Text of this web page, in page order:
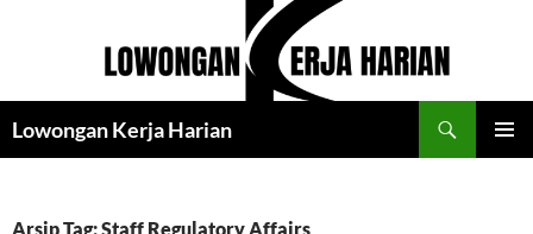
Lowongan Kerja Harian
Arsip Tag: Staff Regulatory Affairs